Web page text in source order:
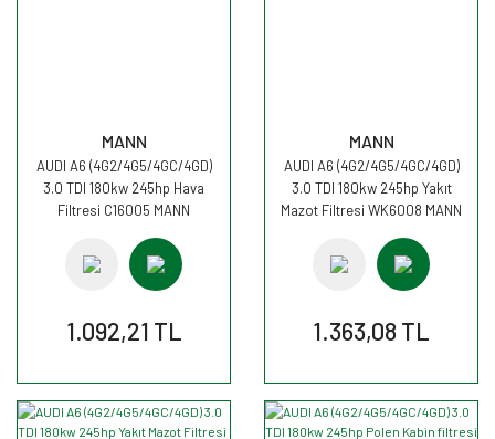
MANN
AUDI A6 (4G2/4G5/4GC/4GD)
3.0 TDI 180kw 245hp Hava
Filtresi C16005 MANN
1.092,21 TL
MANN
AUDI A6 (4G2/4G5/4GC/4GD)
3.0 TDI 180kw 245hp Yakıt
Mazot Filtresi WK6008 MANN
1.363,08 TL